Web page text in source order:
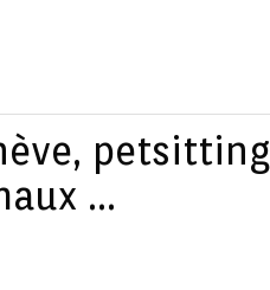
petsitting
...